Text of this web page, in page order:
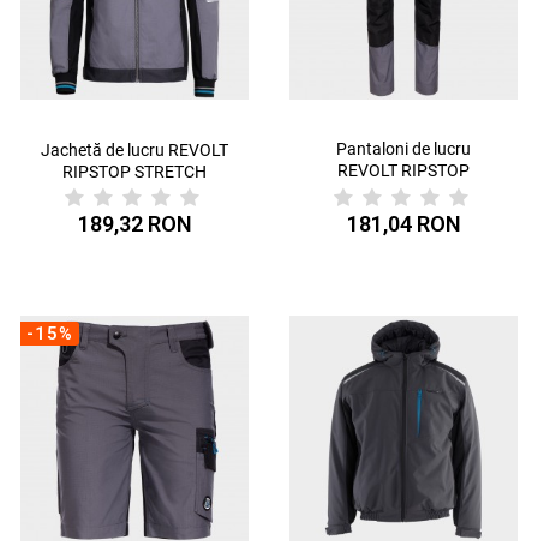
Jachetă de lucru REVOLT
RIPSTOP STRETCH
189,32 RON
Pantaloni de lucru
REVOLT RIPSTOP
STRETCH
181,04 RON
-15%